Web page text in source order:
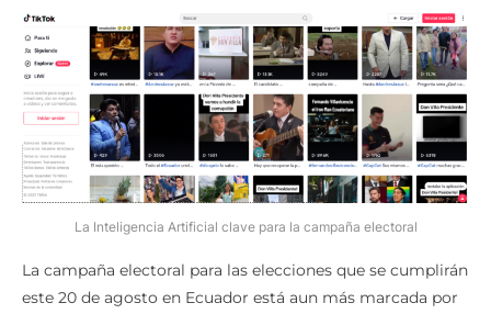
La Inteligencia Artificial clave para la campaña electoral
La campaña electoral para las elecciones que se cumplirán
este 20 de agosto en Ecuador está aun más marcada por